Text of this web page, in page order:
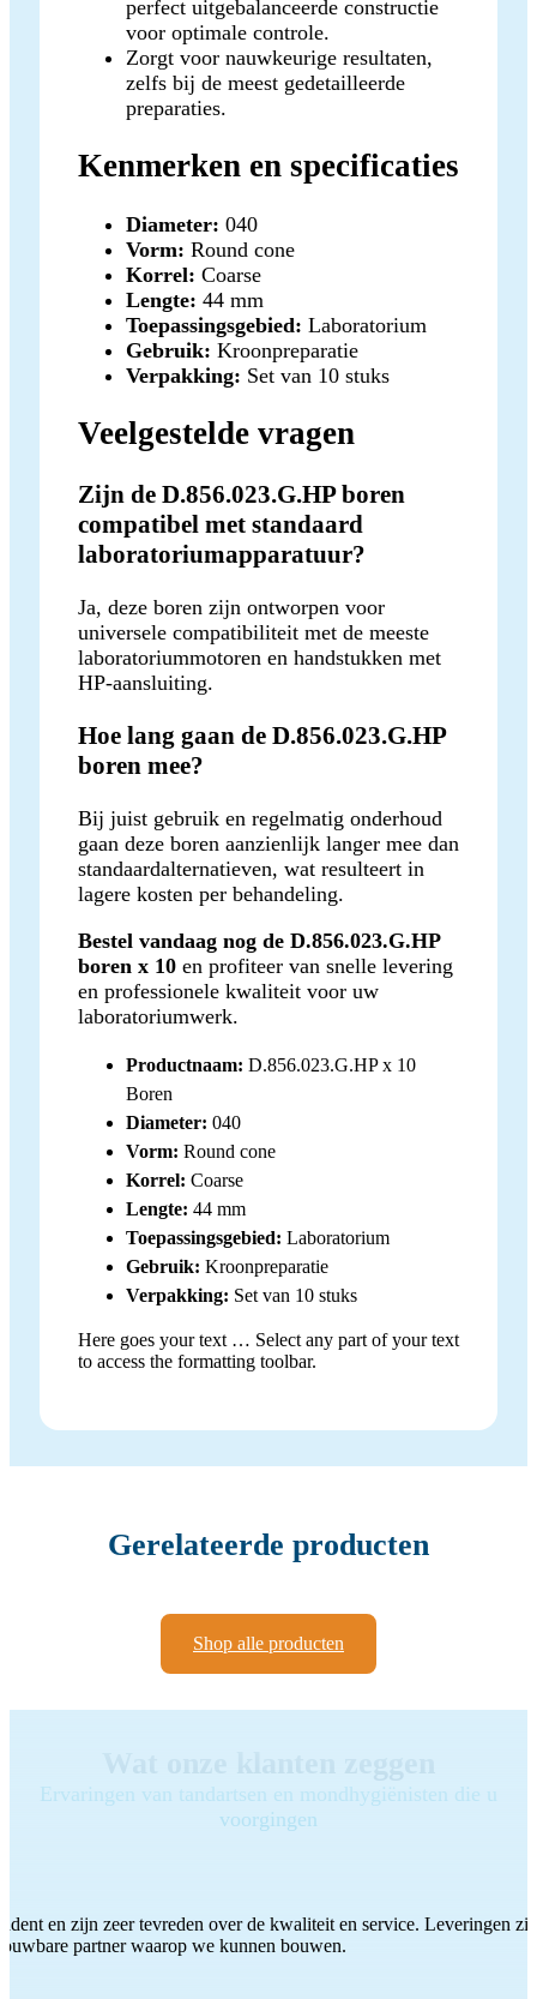
perfect uitgebalanceerde constructie
voor optimale controle.
Zorgt voor nauwkeurige resultaten,
zelfs bij de meest gedetailleerde
preparaties.
Kenmerken en specificaties
Diameter: 040
Vorm: Round cone
Korrel: Coarse
Lengte: 44 mm
Toepassingsgebied: Laboratorium
Gebruik: Kroonpreparatie
Verpakking: Set van 10 stuks
Veelgestelde vragen
Zijn de D.856.023.G.HP boren
compatibel met standaard
laboratoriumapparatuur?
Ja, deze boren zijn ontworpen voor
universele compatibiliteit met de meeste
laboratoriummotoren en handstukken met
HP-aansluiting.
Hoe lang gaan de D.856.023.G.HP
boren mee?
Bij juist gebruik en regelmatig onderhoud
gaan deze boren aanzienlijk langer mee dan
standaardalternatieven, wat resulteert in
lagere kosten per behandeling.
Bestel vandaag nog de D.856.023.G.HP
boren x 10 en profiteer van snelle levering
en professionele kwaliteit voor uw
laboratoriumwerk.
Productnaam: D.856.023.G.HP x 10
Boren
Diameter: 040
Vorm: Round cone
Korrel: Coarse
Lengte: 44 mm
Toepassingsgebied: Laboratorium
Gebruik: Kroonpreparatie
Verpakking: Set van 10 stuks
Here goes your text … Select any part of your text
to access the formatting toolbar.
Gerelateerde producten
Shop alle producten
Ervaringen van tandartsen en mondhygiënisten die u
voorgingen
en zijn zeer tevreden over de kwaliteit en service. Leveringen
partner waarop we kunnen bouwen.